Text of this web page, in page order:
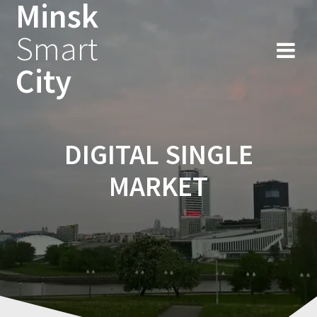
Minsk
Smart
City
DIGITAL SINGLE
MARKET